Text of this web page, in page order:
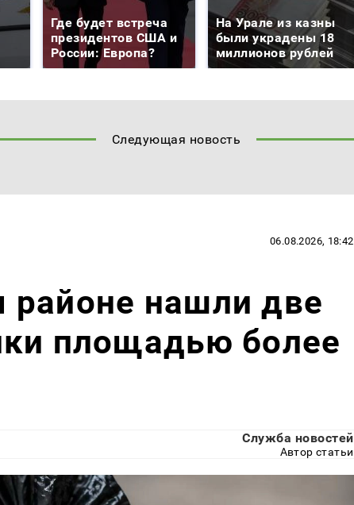
Где будет встреча
президентов США и
России: Европа?
На Урале из казны
были украдены 18
миллионов рублей
Следующая новость
06.08.2026, 18:42
нашли две
площадью более
Служба новостей
Автор статьи